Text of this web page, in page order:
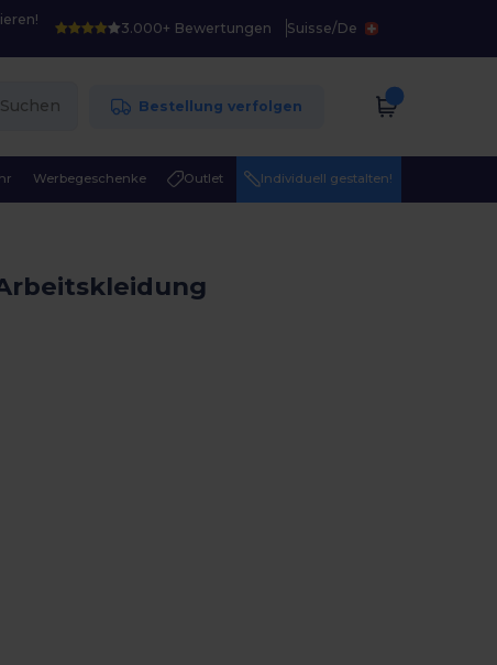
3.000+ Bewertungen Suisse/De
Suchen Bestellung verfolgen
Werbegeschenke Outlet Individuell gestalten!